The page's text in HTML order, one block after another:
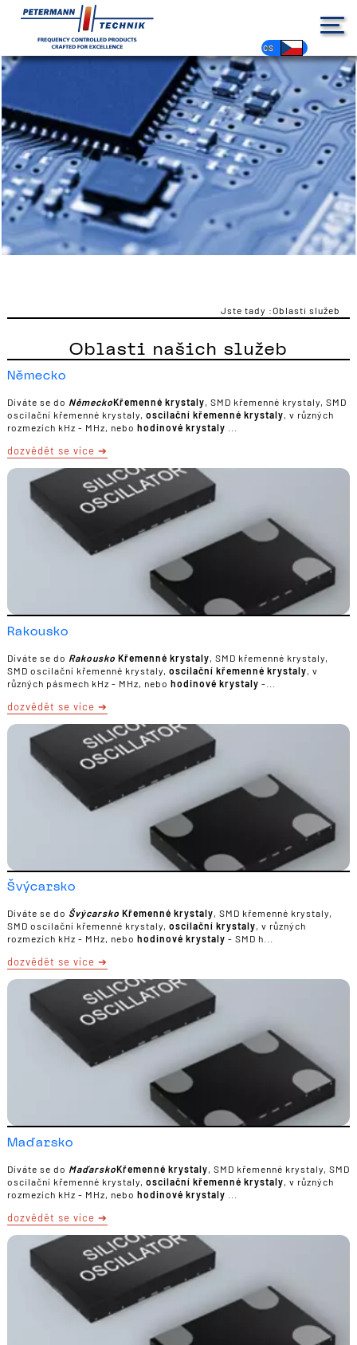
DE
EN
FR
ES
PL
IT
NL
HU
CS
Jste tady :Oblasti služeb
Oblasti našich služeb
Německo
Díváte se do NěmeckoKřemenné krystaly , SMD křemenné krystaly, SMD
oscilační křemenné krystaly, oscilační křemenné krystaly , v různých
rozmezích kHz - MHz, nebo hodinové krystaly
dozvědět se více
Rakousko
Díváte se do Rakousko Křemenné krystaly , SMD křemenné krystaly,
SMD oscilační křemenné krystaly, oscilační křemenné krystaly , v
různých pásmech kHz - MHz, nebo hodinové krystaly -...
dozvědět se více
Švýcarsko
Díváte se do Švýcarsko Křemenné krystaly, SMD křemenné krystaly,
SMD oscilační křemenné krystaly, oscilační krystaly, v různých
rozmezích kHz - MHz, nebo hodinové krystaly - SMD h...
dozvědět se více
Maďarsko
Díváte se do MaďarskoKřemenné krystaly, SMD křemenné krystaly, SMD
oscilační křemenné krystaly, oscilační křemenné krystaly, v různých
rozmezích kHz - MHz, nebo hodinové krystaly
dozvědět se více